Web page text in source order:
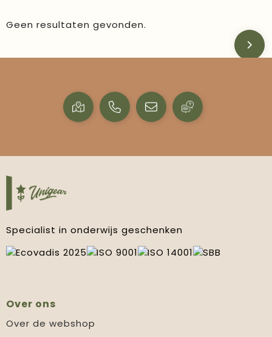
Geen resultaten gevonden.
Specialist in onderwijs geschenken
Over ons
Over de webshop